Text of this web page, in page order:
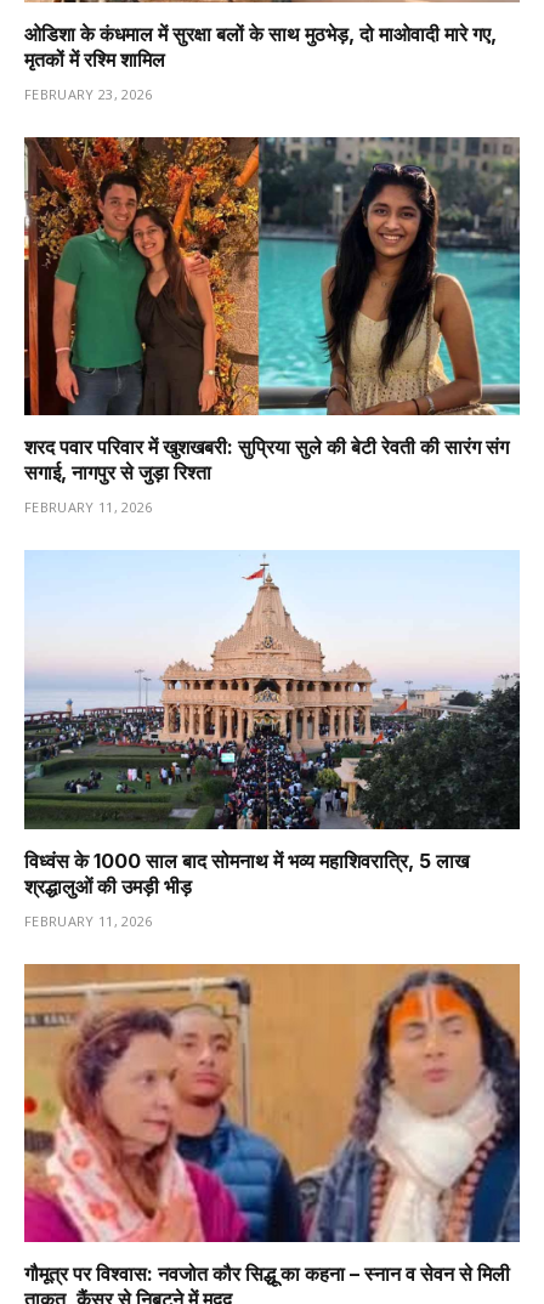
ओडिशा के कंधमाल में सुरक्षा बलों के साथ मुठभेड़, दो माओवादी मारे गए,
मृतकों में रश्मि शामिल
FEBRUARY 23, 2026
शरद पवार परिवार में खुशखबरी: सुप्रिया सुले की बेटी रेवती की सारंग संग
सगाई, नागपुर से जुड़ा रिश्ता
FEBRUARY 11, 2026
विध्वंस के 1000 साल बाद सोमनाथ में भव्य महाशिवरात्रि, 5 लाख
श्रद्धालुओं की उमड़ी भीड़
FEBRUARY 11, 2026
गौमूत्र पर विश्वास: नवजोत कौर सिद्धू का कहना – स्नान व सेवन से मिली